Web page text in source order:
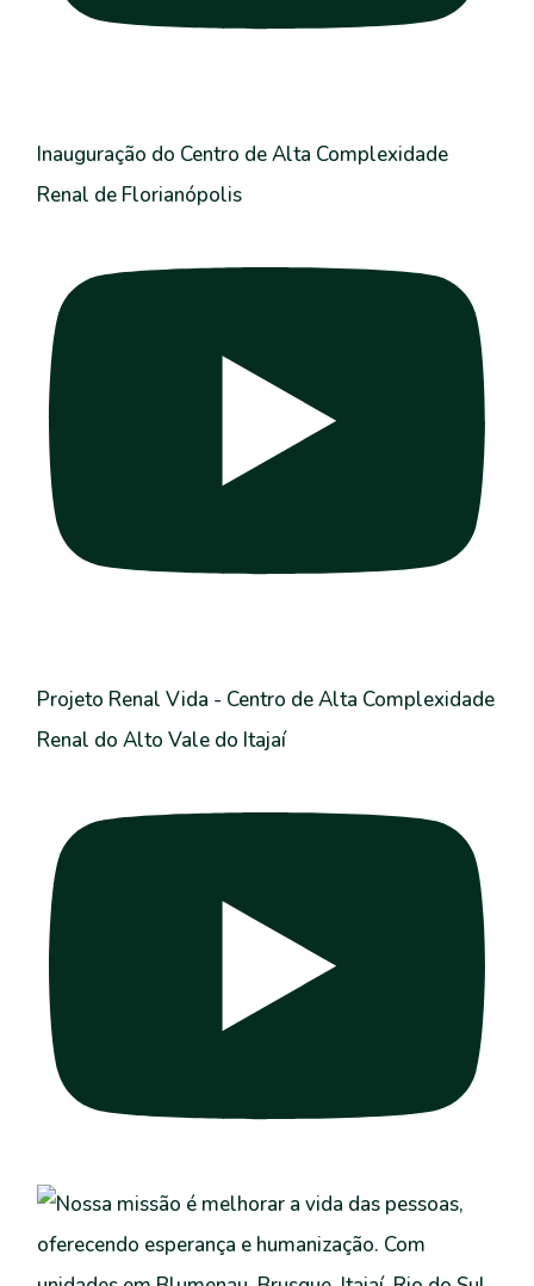
Inauguração do Centro de Alta Complexidade
Renal de Florianópolis
Projeto Renal Vida - Centro de Alta Complexidade
Renal do Alto Vale do Itajaí